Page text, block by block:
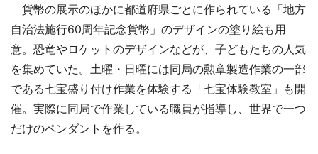
貨幣の展示のほかに都道府県ごとに作られている「地方
自治法施行60周年記念貨幣」のデザインの塗り絵も用
意。恐竜やロケットのデザインなどが、子どもたちの人気
を集めていた。土曜・日曜には同局の勲章製造作業の一部
である七宝盛り付け作業を体験する「七宝体験教室」も開
催。実際に同局で作業している職員が指導し、世界で一つ
だけのペンダントを作る。